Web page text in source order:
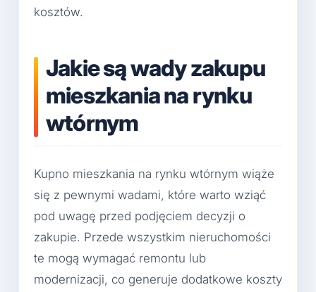
kosztów.
Jakie są wady zakupu
mieszkania na rynku
wtórnym
Kupno mieszkania na rynku wtórnym wiąże
się z pewnymi wadami, które warto wziąć
pod uwagę przed podjęciem decyzji o
zakupie. Przede wszystkim nieruchomości
te mogą wymagać remontu lub
modernizacji, co generuje dodatkowe koszty